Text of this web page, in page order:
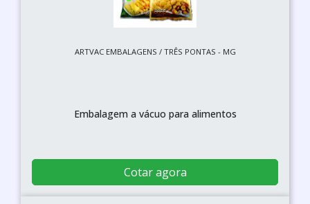
ARTVAC EMBALAGENS / TRÊS PONTAS - MG
Embalagem a vácuo para alimentos
Cotar agora